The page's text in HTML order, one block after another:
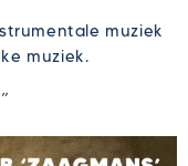
muziek
muziek.